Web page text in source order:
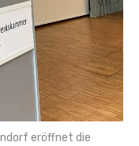
eröffnet die